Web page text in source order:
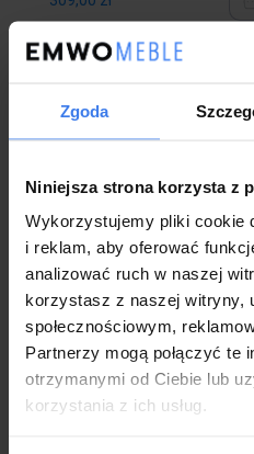
Zgoda
Niniejsza strona korzysta z
Wykorzystujemy pliki cookie
i reklam, aby oferować
analizować ruch w naszej
korzystasz z naszej witryny,
społecznościowym,
Partnerzy mogą połączyć te
otrzymanymi od Ciebie lub
korzystania z ich usług.
-23%
309,00 zł
399,00 zł